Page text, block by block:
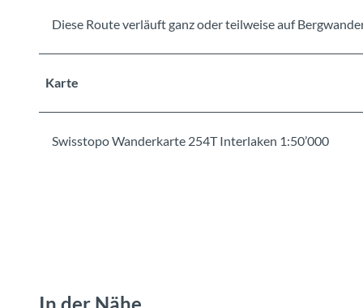
Diese Route verläuft ganz oder teilweise auf
Karte
Swisstopo Wanderkarte 254T Interlaken 1:50’000